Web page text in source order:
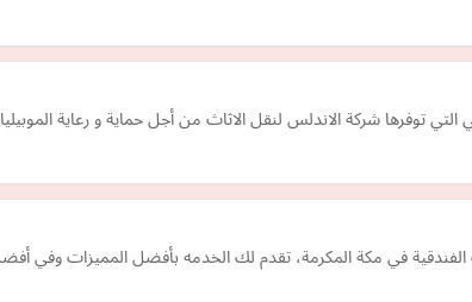
توفرها شركة الاندلس لنقل الاثاث من أجل حماية و رعاية
الفندقية في مكة المكرمة، تقدم لك الخدمه بأفضل المميزات وفي